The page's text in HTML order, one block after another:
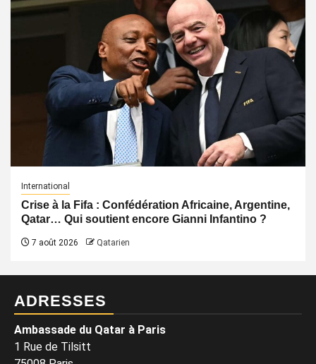
International
Crise à la Fifa : Confédération Africaine, Argentine,
Qatar… Qui soutient encore Gianni Infantino ?
7 août 2026 Qatarien
ADRESSES
Ambassade du Qatar à Paris
1 Rue de Tilsitt